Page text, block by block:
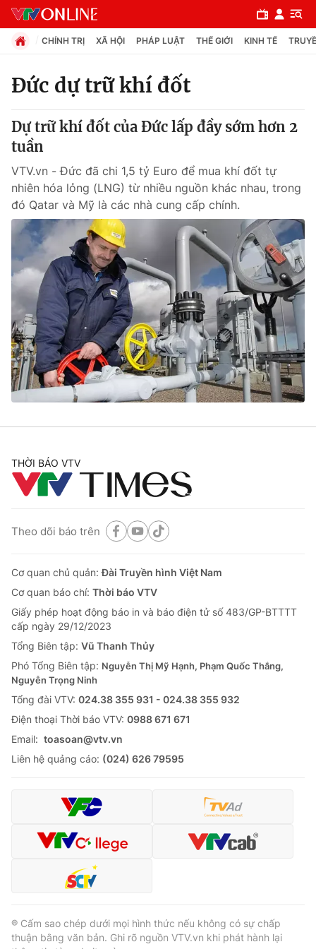
Chuyên mục
Chính trị
Xã hội
Pháp luật
Y tế
Thế giới
Tin tức
Thế giới đó đây
Câu chuyện quốc tế
Kinh tế
Tài chính
Thị trường
Góc doanh nghiệp
Dữ liệu và đời sống
Truyền hình
Phim VTV
Hậu trường
Giải sao mai
Giải trí
Điện ảnh
Âm nhạc
Du lịch
Làm đẹp
Chất lượng cuộc sống
Tuyển sinh
Học trực tuyến
Công nghệ
Hitech Công nghệ tương lai
Sản phẩm
Thị trường
Tư vấn
Giao lưu trực tuyến
Lịch phát sóng
Chuyên mục khác
Emagazine Podcast
Video Shorts video
VTV Money
VTV Sức khoẻ Bất động sản
CHÍNH TRỊ XÃ HỘI PHÁP LUẬT THẾ GIỚI KINH TẾ
Đức dự trữ khí đốt
Dự trữ khí đốt của Đức lấp đầy sớm hơn 2
tuần
VTV.vn - Đức đã chi 1,5 tỷ Euro để mua khí đốt tự
nhiên hóa lỏng (LNG) từ nhiều nguồn khác nhau, trong
đó Qatar và Mỹ là các nhà cung cấp chính.
THỜI BÁO VTV
Theo dõi báo trên
Cơ quan chủ quản:Đài Truyền hình Việt Nam
Cơ quan báo chí: Thời báo VTV
Giấy phép hoạt động báo in và báo điện tử số 483/GP-BTTTT
cấp ngày 29/12/2023
Tổng Biên tập: Vũ Thanh Thủy
Phó Tổng Biên tập: Nguyễn Thị Mỹ Hạnh, Phạm Quốc Thắng,
Nguyễn Trọng Ninh
Tổng đài VTV: 024.38 355 931 - 024.38 355 932
Ðiện thoại Thời báo VTV: 0988 671 671
Email: toasoan@vtv.vn
Liên hệ quảng cáo: (024) 626 79595
® Cấm sao chép dưới mọi hình thức nếu không có sự chấp
thuận bằng văn bản. Ghi rõ nguồn VTV.vn khi phát hành lại